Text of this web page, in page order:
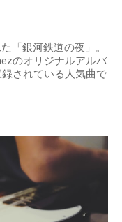
「銀河鉄道の夜」。
のオリジナルアルバ
されている人気曲で